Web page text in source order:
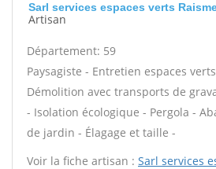
Sarl services espaces verts
Artisan
Département: 59
Paysagiste - Entretien espaces
Démolition avec transports de
- Isolation écologique - Pergola -
de jardin - Élagage et taille -
Voir la fiche artisan : Sarl services